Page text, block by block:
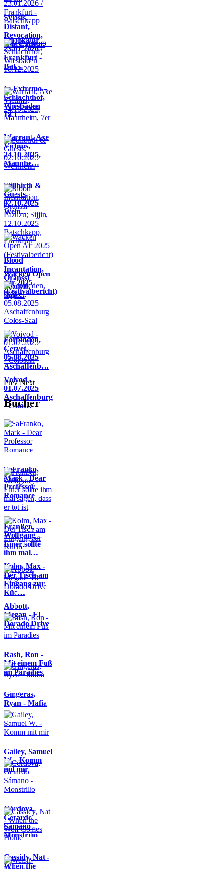
Sylosis,
Distant,
Revocation,
Life Cycle…
Knorkator –
23.01.2026 /
Frankfurt -
Bat…
In Extremo –
Schlachthof,
Wiesbaden
18.1…
Warrant, Axe
Victims,
24.10.2025,
Mannhe…
Stillbirth &
Guests,
02.10.2025
Wein…
Blood
Incantation,
Oranssi
Pazuzu,
Sijji…
Wacken Open
Air 2025
(Festivalbericht)
Forbidden,
Cervet,
05.08.2025
Aschaffenb…
Voivod -
01.07.2025
Aschaffenburg
- Colo…
Prev Next
Bücher
SaFranko,
Mark - Dear
Professor
Romance
Franßen,
Wolfgang -
Einer sollte
ihm mal…
Kolm, Max -
Der Tisch am
Eingang zur
Küc…
Abbott,
Megan - El
Dorado Drive
Rash, Ron -
Mit einem Fuß
im Paradies
Gingeras,
Ryan - Mafia
Gailey, Samuel
W. - Komm
mit mir
Córdova,
Gerardo
Sámano -
Monstrilio
Cassidy, Nat -
When the